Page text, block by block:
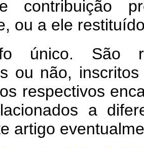
contribuição
ou a ele
único. São
ou não,
respectivos
a
artigo